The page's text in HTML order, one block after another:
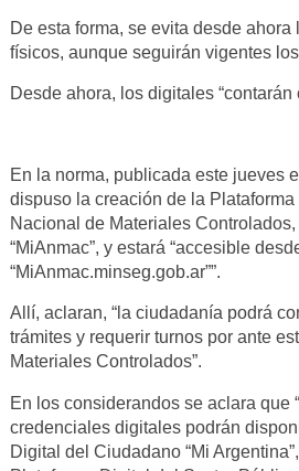
De esta forma, se evita desde
físicos, aunque seguirán vigentes
Desde ahora, los digitales “contarán
En la norma, publicada este jueves
dispuso la creación de la
Nacional de Materiales
“MiAnmac”, y estará “accesible
“MiAnmac.minseg.gob.ar””.
Allí, aclaran, “la ciudadanía podrá
trámites y requerir turnos por ante
Materiales Controlados”.
En los considerandos se aclara que
credenciales digitales podrán
Digital del Ciudadano “Mi